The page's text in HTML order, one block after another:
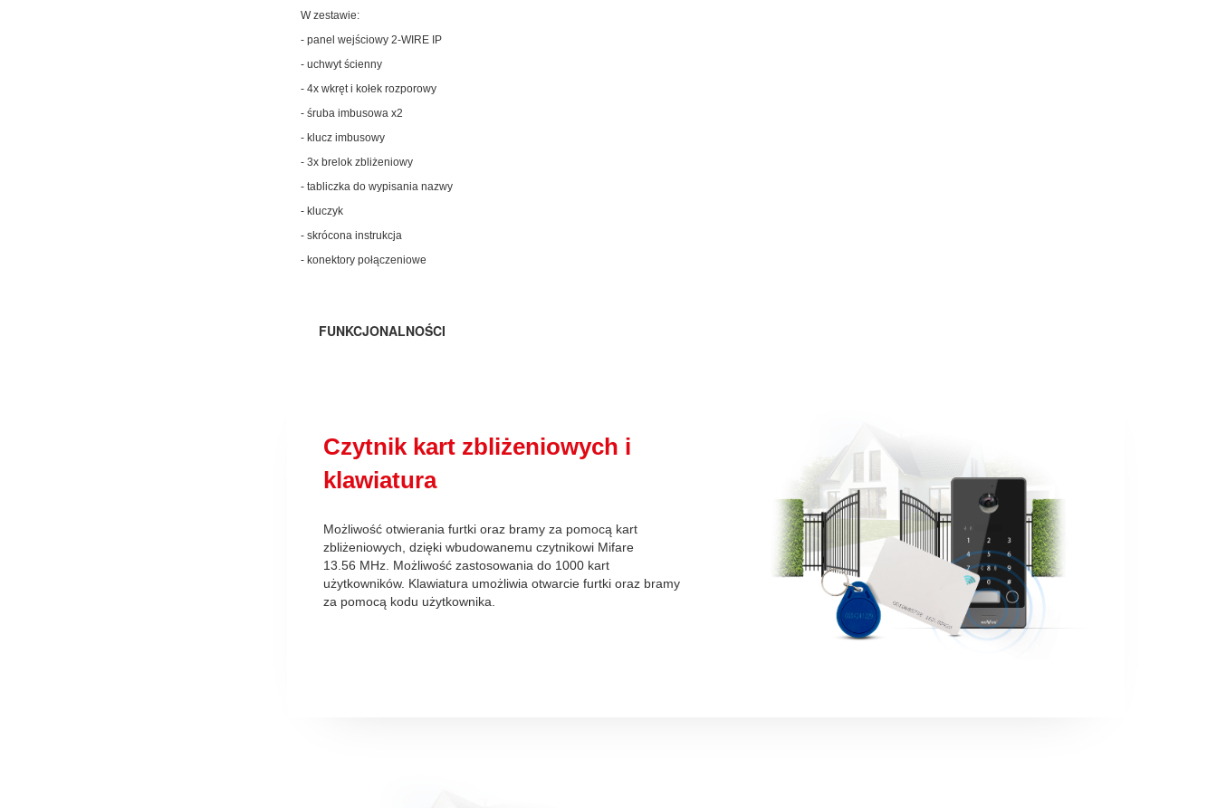
W zestawie:
- panel wejściowy 2-WIRE IP
- uchwyt ścienny
- 4x wkręt i kołek rozporowy
- śruba imbusowa x2
- klucz imbusowy
- 3x brelok zbliżeniowy
- tabliczka do wypisania nazwy
- kluczyk
- skrócona instrukcja
- konektory połączeniowe
FUNKCJONALNOŚCI
Czytnik kart zbliżeniowych i
klawiatura
Możliwość otwierania furtki oraz bramy za pomocą kart
zbliżeniowych, dzięki wbudowanemu czytnikowi Mifare
13.56 MHz. Możliwość zastosowania do 1000 kart
użytkowników. Klawiatura umożliwia otwarcie furtki oraz bramy
za pomocą kodu użytkownika.